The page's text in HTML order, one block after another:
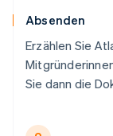
Absenden
Erzählen Sie
Sie dann die